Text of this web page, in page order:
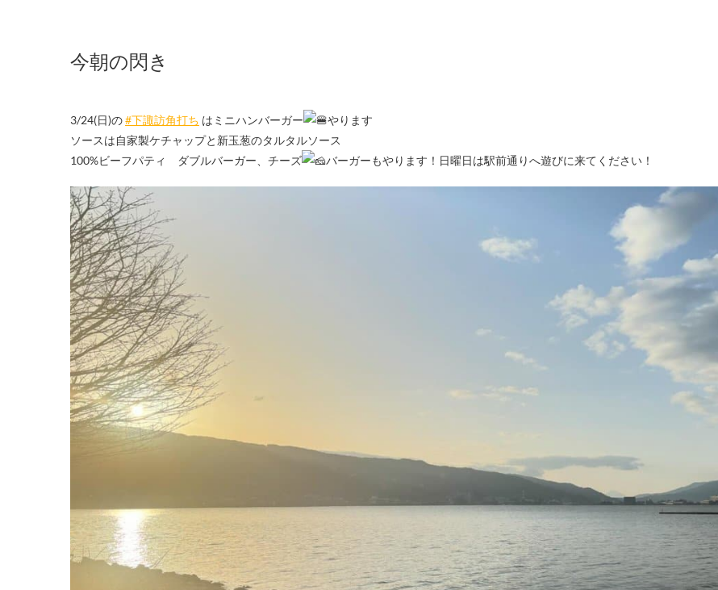
今朝の閃き
3/24(日)の#下諏訪角打ち はミニハンバーガー
やります
ソースは自家製ケチャップと新玉葱のタルタルソース
100%ビーフパティ ダブルバーガー、チーズ
バーガーもやります！日曜日は駅前通りへ遊びに来てください！